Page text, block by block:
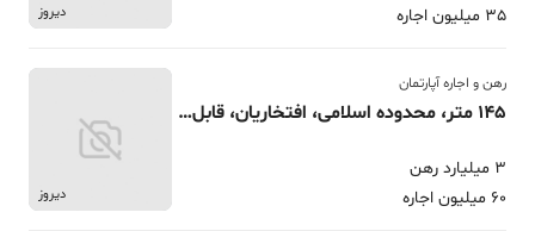
35 میلیون اجاره
دیروز
رهن و اجاره آپارتمان
145 متر، محدوده اسلامی، افتخاریان، قابل تمدید و تبدیل
3 میلیارد رهن
60 میلیون اجاره
دیروز